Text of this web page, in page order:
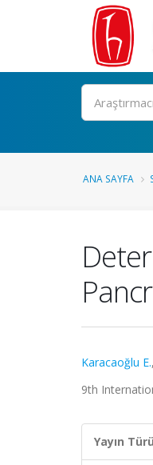
Ara
ANA SAYFA
Karacaoğlu E.,
9th
Yayın